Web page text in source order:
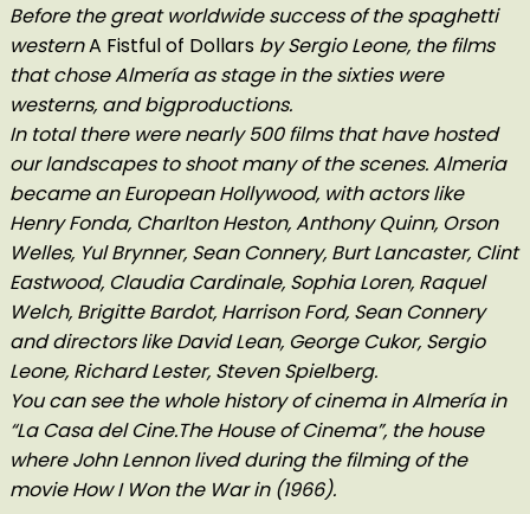
Before the great worldwide success of the spaghetti
westernA Fistful of Dollars by Sergio Leone, the films
that chose Almería as stage in the sixties were
westerns, and bigproductions.
In total there were nearly 500 films that have hosted
our landscapes to shoot many of the scenes. Almeria
became an European Hollywood, with actors like
Henry Fonda, Charlton Heston, Anthony Quinn, Orson
Welles, Yul Brynner, Sean Connery, Burt Lancaster, Clint
Eastwood, Claudia Cardinale, Sophia Loren, Raquel
Welch, Brigitte Bardot, Harrison Ford, Sean Connery
and directors like David Lean, George Cukor, Sergio
Leone, Richard Lester, Steven Spielberg.
You can see the whole history of cinema in Almería in
“La Casa del Cine.The House of Cinema”, the house
where John Lennon lived during the filming of the
movie How I Won the War in (1966).